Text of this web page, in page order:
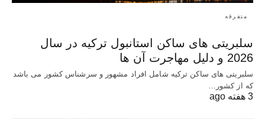
متفرقه
سلبریتی های ساکن استانبول ترکیه در سال
2026 و دلیل مهاجرت آن ها
سلبریتی های ساکن ترکیه شامل افراد مشهور و سرشناس کشور می باشد
که از کشور…
3 هفته ago